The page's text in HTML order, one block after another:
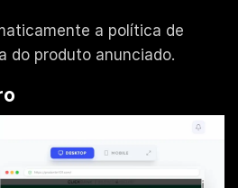
a política de
do produto anunciado.